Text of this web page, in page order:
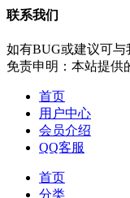
联系我们
如有BUG或建议可与
免责申明：本站提供
首页
用户中心
会员介绍
QQ客服
首页
分类